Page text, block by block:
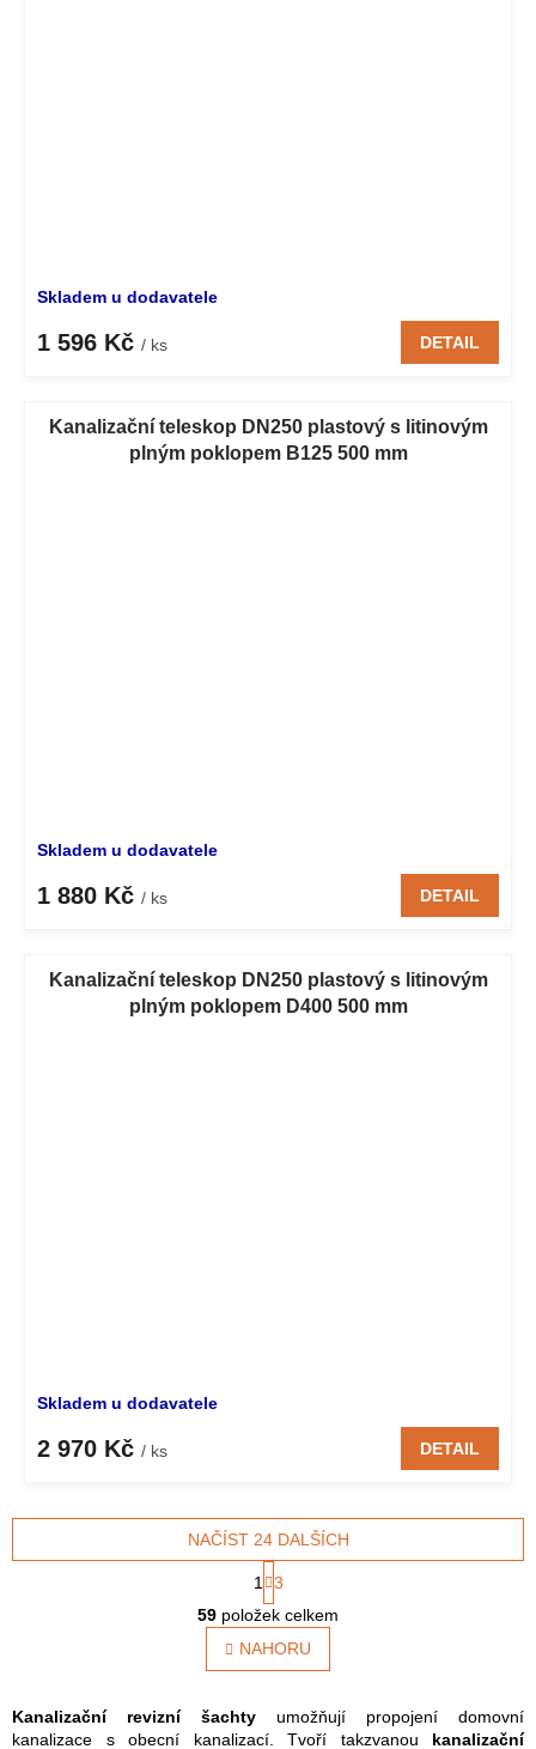
Skladem u dodavatele
1 596 Kč / ks DETAIL
Kanalizační teleskop DN250 plastový s litinovým
plným poklopem B125 500 mm
Skladem u dodavatele
1 880 Kč / ks DETAIL
Kanalizační teleskop DN250 plastový s litinovým
plným poklopem D400 500 mm
Skladem u dodavatele
2 970 Kč / ks DETAIL
O
v
l
á
a
c
NAČÍST 24 DALŠÍCH
t
r
á
n
k
á
1
3
59 položek celkem
NAHORU
Kanalizační revizní šachty umožňují propojení domovní
kanalizace s obecní kanalizací. Tvoří takzvanou kanalizační